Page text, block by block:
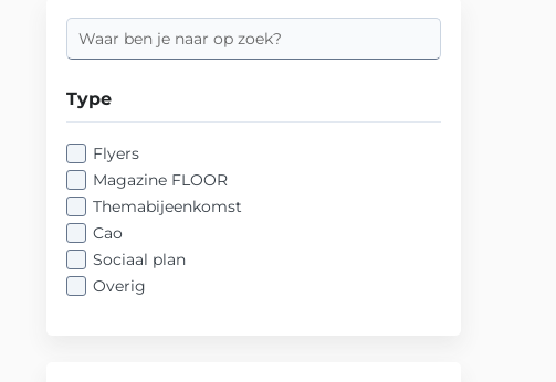
Type
Flyers
Magazine FLOOR
Themabijeenkomst
Cao
Sociaal plan
Overig